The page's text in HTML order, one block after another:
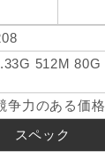
512M
争力のある価
スペック